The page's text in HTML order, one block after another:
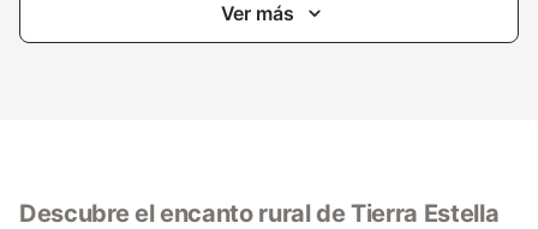
Ver más
Descubre el encanto rural de Tierra Estella